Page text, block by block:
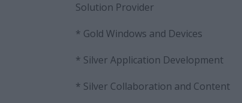
Solution Provider
* Gold Windows and Devices
* Silver Application Development
* Silver Collaboration and Content